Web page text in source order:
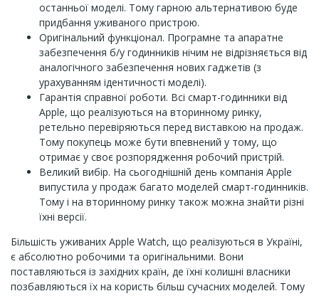
останньої моделі. Тому гарною альтернативою буде
придбання уживаного пристрою.
Оригінальний функціонал. Програмне та апаратне
забезпечення б/у годинників нічим не відрізняється від
аналогічного забезпечення нових гаджетів (з
урахуванням ідентичності моделі).
Гарантія справної роботи. Всі смарт-годинники від
Apple, що реалізуються на вторинному ринку,
ретельно перевіряються перед виставкою на продаж.
Тому покупець може бути впевнений у тому, що
отримає у своє розпорядження робочий пристрій.
Великий вибір. На сьогоднішній день компанія Apple
випустила у продаж багато моделей смарт-годинників.
Тому і на вторинному ринку також можна знайти різні
їхні версії.
Більшість уживаних Apple Watch, що реалізуються в Україні,
є абсолютно робочими та оригінальними. Вони
поставляються із західних країн, де їхні колишні власники
позбавляються їх на користь більш сучасних моделей. Тому